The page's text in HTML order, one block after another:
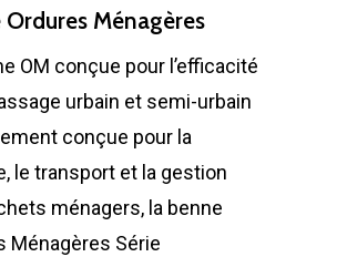
Ordures Ménagères
OM conçue pour l’efficacité
urbain et semi-urbain
conçue pour la
le transport et la gestion
ménagers, la benne
Ménagères Série
pour bennes
Déchetterie Mobile
Synthèse de notre
contact@gillard-sas.fr